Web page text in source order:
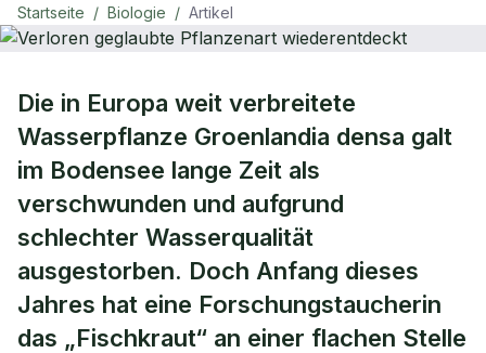
Startseite / Biologie / Artikel
Verloren geglaubte Pflanzenart
wiederentdeckt
Die in Europa weit verbreitete
Wasserpflanze Groenlandia densa galt
im Bodensee lange Zeit als
verschwunden und aufgrund
schlechter Wasserqualität
ausgestorben. Doch Anfang dieses
Jahres hat eine Forschungstaucherin
das „Fischkraut“ an einer flachen Stelle